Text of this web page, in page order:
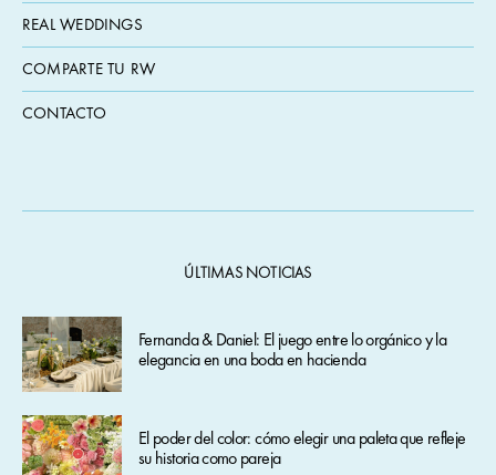
REAL WEDDINGS
COMPARTE TU RW
CONTACTO
ÚLTIMAS NOTICIAS
Fernanda & Daniel: El juego entre lo orgánico y la
elegancia en una boda en hacienda
El poder del color: cómo elegir una paleta que refleje
su historia como pareja